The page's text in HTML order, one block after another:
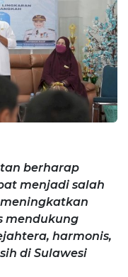
berharap
menjadi salah
mendukung
harmonis,
di Sulawesi